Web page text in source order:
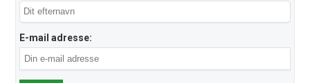
E-mail adresse: